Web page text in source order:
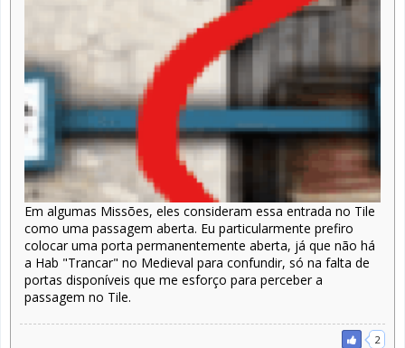
Em algumas Missões, eles consideram essa entrada no Tile
como uma passagem aberta. Eu particularmente prefiro
colocar uma porta permanentemente aberta, já que não há
a Hab "Trancar" no Medieval para confundir, só na falta de
portas disponíveis que me esforço para perceber a
passagem no Tile.
2